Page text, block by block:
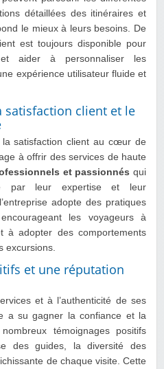
détaillées des itinéraires et
le mieux à leurs besoins. De
est toujours disponible pour
aider à personnaliser les
expérience utilisateur fluide et
satisfaction client et le
la satisfaction client au cœur de
à offrir des services de haute
et passionnés qui
par leur expertise et leur
adopte des pratiques
les voyageurs à
à adopter des comportements
excursions.
et une réputation
et à l’authenticité de ses
a su gagner la confiance et la
témoignages positifs
des guides, la diversité des
de chaque visite. Cette